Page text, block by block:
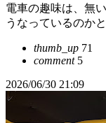
電車の趣味は、無
うなっているのか
thumb_up 71
comment5
2026/06/30 21:09